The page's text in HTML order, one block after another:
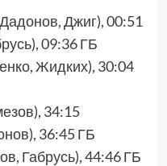
Джиг), 00:51
09:36 ГБ
Жидких), 30:04
34:15
36:45 ГБ
Габрусь), 44:46 ГБ